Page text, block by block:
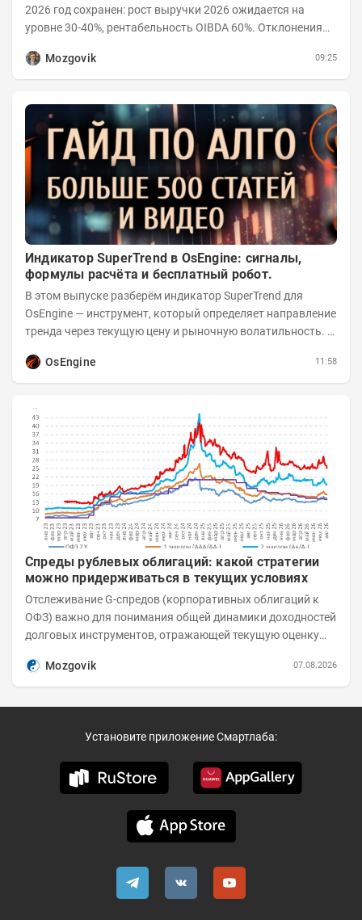
2026 год сохранен: рост выручки 2026 ожидается на
уровне 30-40%, рентабельность OIBDA 60%. Отклонения
Mozgovik
09:25
Индикатор SuperTrend в OsEngine: сигналы,
формулы расчёта и бесплатный робот.
В этом выпуске разберём индикатор SuperTrend для
OsEngine — инструмент, который определяет направление
тренда через текущую цену и рыночную волатильность. В
OsEngine
11:58
Спреды рублевых облигаций: какой стратегии
можно придерживаться в текущих условиях
Отслеживание G-спредов (корпоративных облигаций к
ОФЗ) важно для понимания общей динамики доходностей
долговых инструментов, отражающей текущую оценку
Mozgovik
07.08.2026
Установите приложение Смартлаба: